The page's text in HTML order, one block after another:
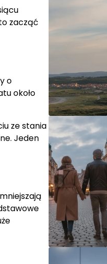
zacząć
o
około
ze stania
Jeden